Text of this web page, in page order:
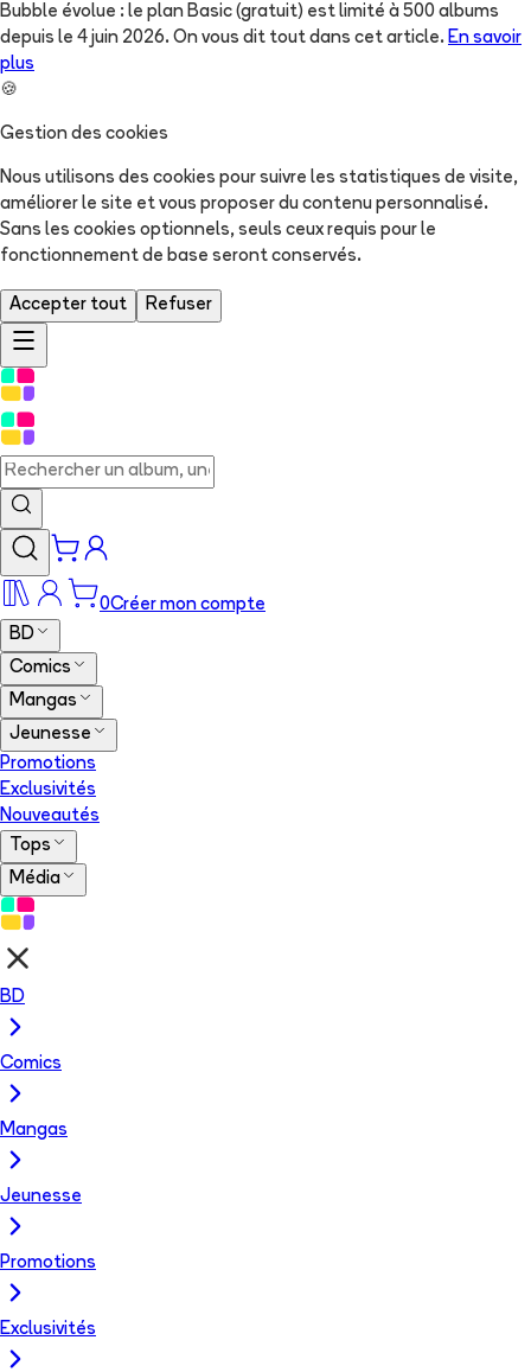
Bubble évolue : le plan Basic (gratuit) est limité à 500 albums
depuis le 4 juin 2026. On vous dit tout dans cet article. En savoir
plus
🍪
Gestion des cookies
Nous utilisons des cookies pour suivre les statistiques de visite,
améliorer le site et vous proposer du contenu personnalisé.
Sans les cookies optionnels, seuls ceux requis pour le
fonctionnement de base seront conservés.
Accepter tout Refuser
0Créer mon compte
BD
Comics
Mangas
Jeunesse
Promotions
Exclusivités
Nouveautés
Tops
Média
BD
Comics
Mangas
Jeunesse
Promotions
Exclusivités